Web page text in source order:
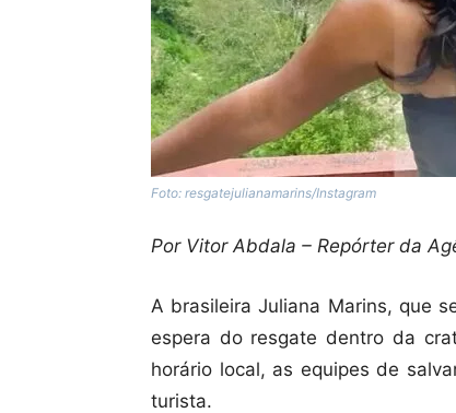
Foto: resgatejulianamarins/Instagram
Por Vitor Abdala – Repórter da
A brasileira Juliana Marins, que
espera do resgate dentro da
horário local, as equipes de
turista.